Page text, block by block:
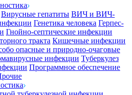
Вирусные гепатиты ВИЧ и ВИЧ-
Генетика человека Герпес-
Гнойно-септические инфекции
тракта Кишечные инфекции
опасные и природно-очаговые
инфекции Туберкулез
Программное обеспечение